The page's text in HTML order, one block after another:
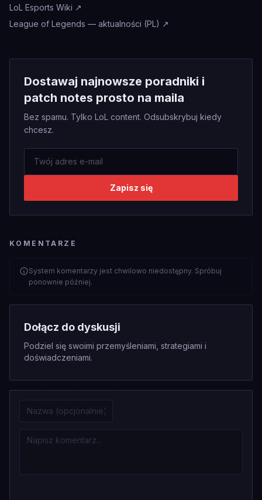
LoL Esports Wiki ↗
League of Legends — aktualności (PL) ↗
Dostawaj najnowsze poradniki i
patch notes prosto na maila
Bez spamu. Tylko LoL content. Odsubskrybuj kiedy
chcesz.
Zapisz się
KOMENTARZE
System komentarzy jest chwilowo niedostępny. Spróbuj
ponownie później.
Dołącz do dyskusji
Podziel się swoimi przemyśleniami, strategiami i
doświadczeniami.